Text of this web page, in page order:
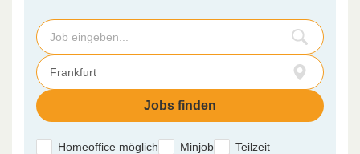
Homeoffice möglich Minjob
Teilzeit